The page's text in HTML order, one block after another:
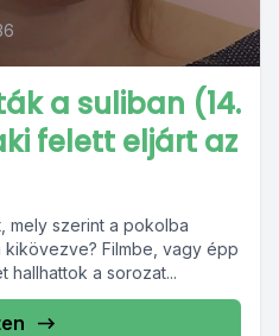
a suliban (14.
felett eljárt az
mely szerint a pokolba
Filmbe, vagy épp
hallhattok a sorozat...